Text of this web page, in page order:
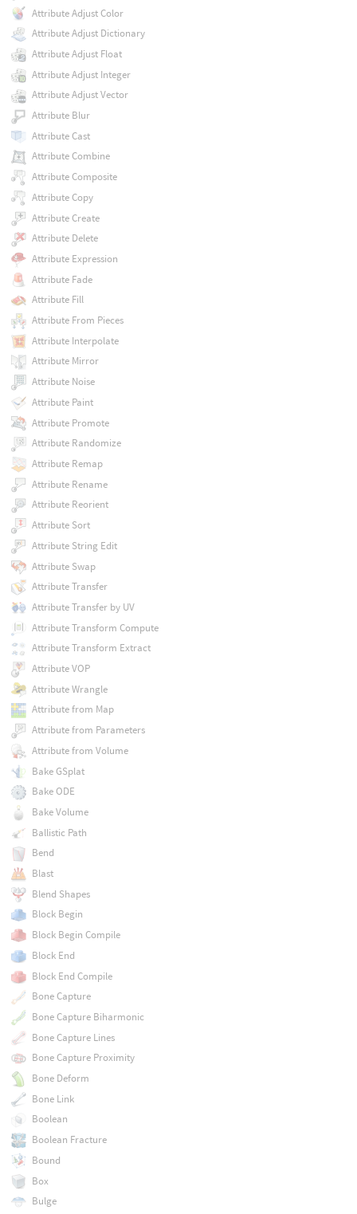
Attribute Adjust Color
Attribute Adjust Dictionary
Attribute Adjust Float
Attribute Adjust Integer
Attribute Adjust Vector
Attribute Blur
Attribute Cast
Attribute Combine
Attribute Composite
Attribute Copy
Attribute Create
Attribute Delete
Attribute Expression
Attribute Fade
Attribute Fill
Attribute From Pieces
Attribute Interpolate
Attribute Mirror
Attribute Noise
Attribute Paint
Attribute Promote
Attribute Randomize
Attribute Remap
Attribute Rename
Attribute Reorient
Attribute Sort
Attribute String Edit
Attribute Swap
Attribute Transfer
Attribute Transfer by UV
Attribute Transform Compute
Attribute Transform Extract
Attribute VOP
Attribute Wrangle
Attribute from Map
Attribute from Parameters
Attribute from Volume
Bake GSplat
Bake ODE
Bake Volume
Ballistic Path
Bend
Blast
Blend Shapes
Block Begin
Block Begin Compile
Block End
Block End Compile
Bone Capture
Bone Capture Biharmonic
Bone Capture Lines
Bone Capture Proximity
Bone Deform
Bone Link
Boolean
Boolean Fracture
Bound
Box
Bulge